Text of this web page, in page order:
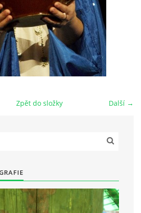
jednota "Komenský" v Choceradech z.s.
257 24 Chocerady
IČ: 498 28 614
Kontaktní osoba:
Další →
Zpět do složky